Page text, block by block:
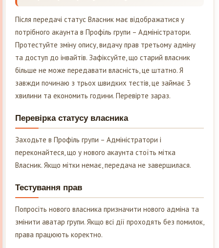
Після передачі статус Власник має відображатися у
потрібного акаунта в Профіль групи – Адміністратори.
Протестуйте зміну опису, видачу прав третьому адміну
та доступ до інвайтів. Зафіксуйте, що старий власник
більше не може передавати власність, це штатно. Я
завжди починаю з трьох швидких тестів, це займає 3
хвилини та економить години. Перевірте зараз.
Перевірка статусу власника
Заходьте в Профіль групи – Адміністратори і
переконайтеся, що у нового акаунта стоїть мітка
Власник. Якщо мітки немає, передача не завершилася.
Тестування прав
Попросіть нового власника призначити нового адміна та
змінити аватар групи. Якщо всі дії проходять без помилок,
права працюють коректно.